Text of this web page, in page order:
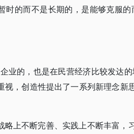
时的而不是长期的，是能够克服
业的，也是在民营经济比较发达
视，创造性提出了一系列新理念新
略上不断完善、实践上不断丰富，